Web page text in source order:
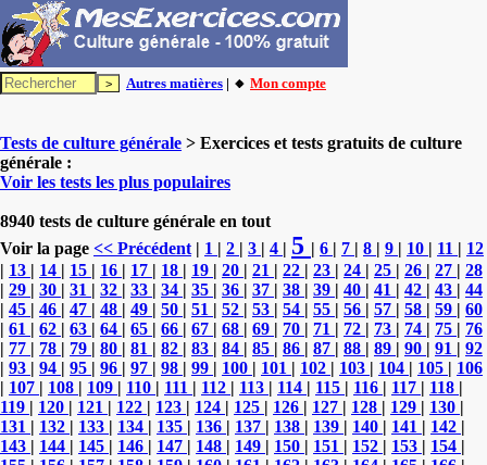
Autres matières | 🔸 Mon compte
Tests de culture générale > Exercices et tests gratuits de culture
générale :
Voir les tests les plus populaires
8940 tests de culture générale en tout
Voir la page << Précédent | 1 | 2 | 3 | 4 | 5 | 6 | 7 | 8 | 9 | 10 | 11 | 12
| 13 | 14 | 15 | 16 | 17 | 18 | 19 | 20 | 21 | 22 | 23 | 24 | 25 | 26 | 27 | 28
| 29 | 30 | 31 | 32 | 33 | 34 | 35 | 36 | 37 | 38 | 39 | 40 | 41 | 42 | 43 | 44
| 45 | 46 | 47 | 48 | 49 | 50 | 51 | 52 | 53 | 54 | 55 | 56 | 57 | 58 | 59 | 60
| 61 | 62 | 63 | 64 | 65 | 66 | 67 | 68 | 69 | 70 | 71 | 72 | 73 | 74 | 75 | 76
| 77 | 78 | 79 | 80 | 81 | 82 | 83 | 84 | 85 | 86 | 87 | 88 | 89 | 90 | 91 | 92
| 93 | 94 | 95 | 96 | 97 | 98 | 99 | 100 | 101 | 102 | 103 | 104 | 105 | 106
| 107 | 108 | 109 | 110 | 111 | 112 | 113 | 114 | 115 | 116 | 117 | 118 |
119 | 120 | 121 | 122 | 123 | 124 | 125 | 126 | 127 | 128 | 129 | 130 |
131 | 132 | 133 | 134 | 135 | 136 | 137 | 138 | 139 | 140 | 141 | 142 |
143 | 144 | 145 | 146 | 147 | 148 | 149 | 150 | 151 | 152 | 153 | 154 |